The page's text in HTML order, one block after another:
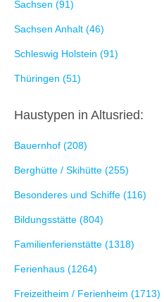
Sachsen (91)
Sachsen Anhalt (46)
Schleswig Holstein (91)
Thüringen (51)
Haustypen in Altusried:
Bauernhof (208)
Berghütte / Skihütte (255)
Besonderes und Schiffe (116)
Bildungsstätte (804)
Familienferienstätte (1318)
Ferienhaus (1264)
Freizeitheim / Ferienheim (1713)